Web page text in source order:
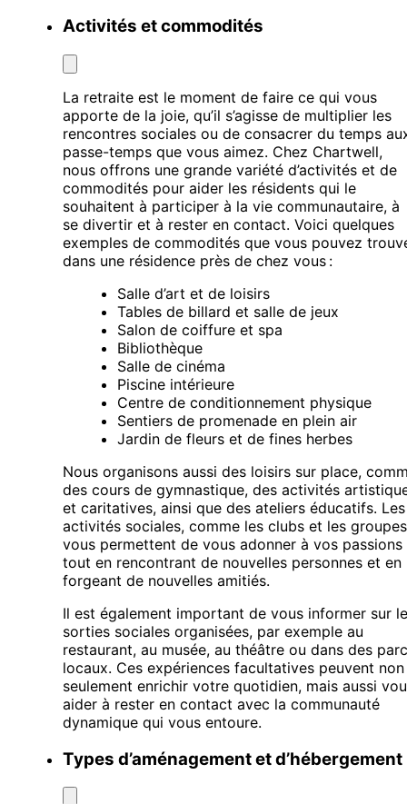
Activités et commodités
La retraite est le moment de faire ce qui vous
apporte de la joie, qu’il s’agisse de multiplier les
rencontres sociales ou de consacrer du temps
passe-temps que vous aimez. Chez Chartwell,
nous offrons une grande variété d’activités et de
commodités pour aider les résidents qui le
souhaitent à participer à la vie communautaire, à
se divertir et à rester en contact. Voici quelques
exemples de commodités que vous pouvez
dans une résidence près de chez vous :
Salle d’art et de loisirs
Tables de billard et salle de jeux
Salon de coiffure et spa
Bibliothèque
Salle de cinéma
Piscine intérieure
Centre de conditionnement physique
Sentiers de promenade en plein air
Jardin de fleurs et de fines herbes
Nous organisons aussi des loisirs sur place,
des cours de gymnastique, des activités
et caritatives, ainsi que des ateliers éducatifs. Les
activités sociales, comme les clubs et les
vous permettent de vous adonner à vos passions
tout en rencontrant de nouvelles personnes et en
forgeant de nouvelles amitiés.
Il est également important de vous informer sur
sorties sociales organisées, par exemple au
restaurant, au musée, au théâtre ou dans des
locaux. Ces expériences facultatives peuvent non
seulement enrichir votre quotidien, mais aussi
aider à rester en contact avec la communauté
dynamique qui vous entoure.
Types d’aménagement et d’hébergement